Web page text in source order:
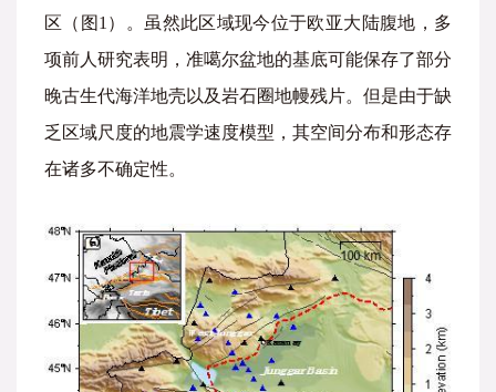
区（图1）。虽然此区域现今位于欧亚大陆腹地，多
项前人研究表明，准噶尔盆地的基底可能保存了部分
晚古生代海洋地壳以及岩石圈地幔残片。但是由于缺
乏区域尺度的地震学速度模型，其空间分布和形态存
在诸多不确定性。